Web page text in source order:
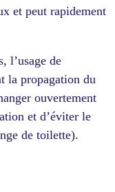
et peut rapidement
l’usage de
la propagation du
ouvertement
et d’éviter le
de toilette).